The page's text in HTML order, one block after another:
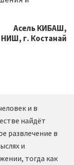
Асель КИБАШ,
г. Костанай
и в
найдёт
развлечение в
и
тогда как